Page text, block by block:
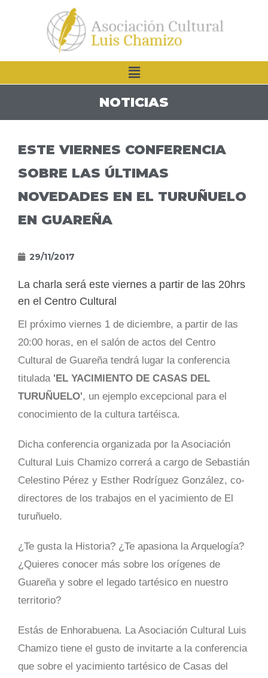
NOTICIAS
ESTE VIERNES CONFERENCIA
SOBRE LAS ÚLTIMAS
NOVEDADES EN EL TURUÑUELO
EN GUAREÑA
29/11/2017
La charla será este viernes a partir de las 20hrs
en el Centro Cultural
El próximo viernes 1 de diciembre, a partir de las
20:00 horas, en el salón de actos del Centro
Cultural de Guareña tendrá lugar la conferencia
titulada'EL YACIMIENTO DE CASAS DEL
TURUÑUELO', un ejemplo excepcional para el
conocimiento de la cultura tartéisca.
Dicha conferencia organizada por la Asociación
Cultural Luis Chamizo correrá a cargo de Sebastián
Celestino Pérez y Esther Rodríguez González, co-
directores de los trabajos en el yacimiento de El
turuñuelo.
¿Te gusta la Historia? ¿Te apasiona la Arquelogía?
¿Quieres conocer más sobre los orígenes de
Guareña y sobre el legado tartésico en nuestro
territorio?
Estás de Enhorabuena. La Asociación Cultural Luis
Chamizo tiene el gusto de invitarte a la conferencia
que sobre el yacimiento tartésico de Casas del